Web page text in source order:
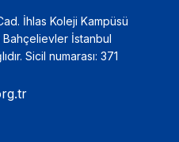
İhlas Koleji Kampüsü
İstanbul
Sicil numarası: 371